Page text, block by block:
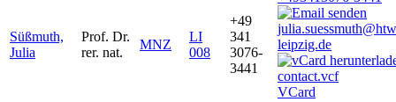
Süßmuth,
Julia
Prof. Dr.
rer. nat.
MNZ
LI
008
+49
341
3076-
3441
leipzig.de
VCard